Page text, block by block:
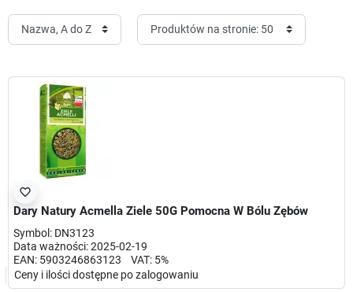
favorite_border
Dary Natury Acmella Ziele 50G Pomocna W Bólu Zębów
Symbol: DN3123
Data ważności: 2025-02-19
EAN: 5903246863123 VAT: 5%
Ceny i ilości dostępne po zalogowaniu